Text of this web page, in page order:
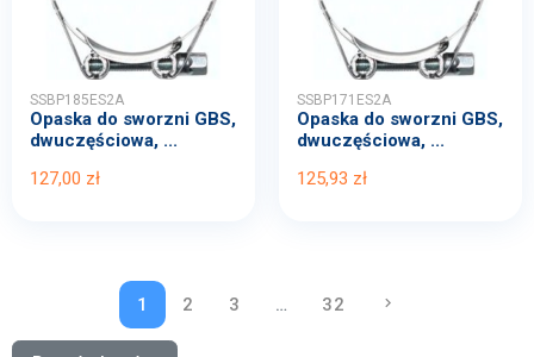
SSBP185ES2A
Opaska do sworzni GBS,
dwuczęściowa, ...
127,00 zł
SSBP171ES2A
Opaska do sworzni GBS,
dwuczęściowa, ...
125,93 zł
1 2 3 … 32 keyboard_arrow_rightNASTĘPNY